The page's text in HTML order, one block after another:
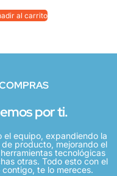
al carrito
por ti.
el equipo, expandiendo la
producto, mejorando el
tecnológicas
otras. Todo esto con el
te lo mereces.